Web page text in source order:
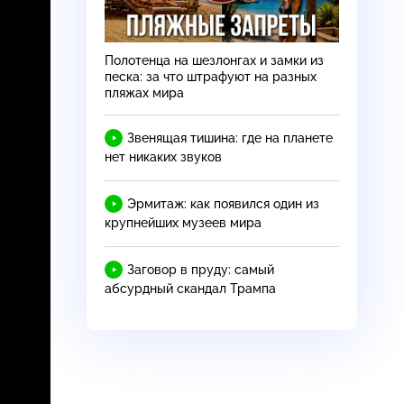
Полотенца на шезлонгах и замки из
песка: за что штрафуют на разных
пляжах мира
Звенящая тишина: где на планете
нет никаких звуков
Эрмитаж: как появился один из
крупнейших музеев мира
Заговор в пруду: самый
абсурдный скандал Трампа